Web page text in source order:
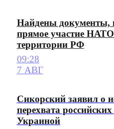
Найдены документы,
прямое участие
территории РФ
09:28
7 АВГ
Сикорский заявил о
перехвата
Украиной